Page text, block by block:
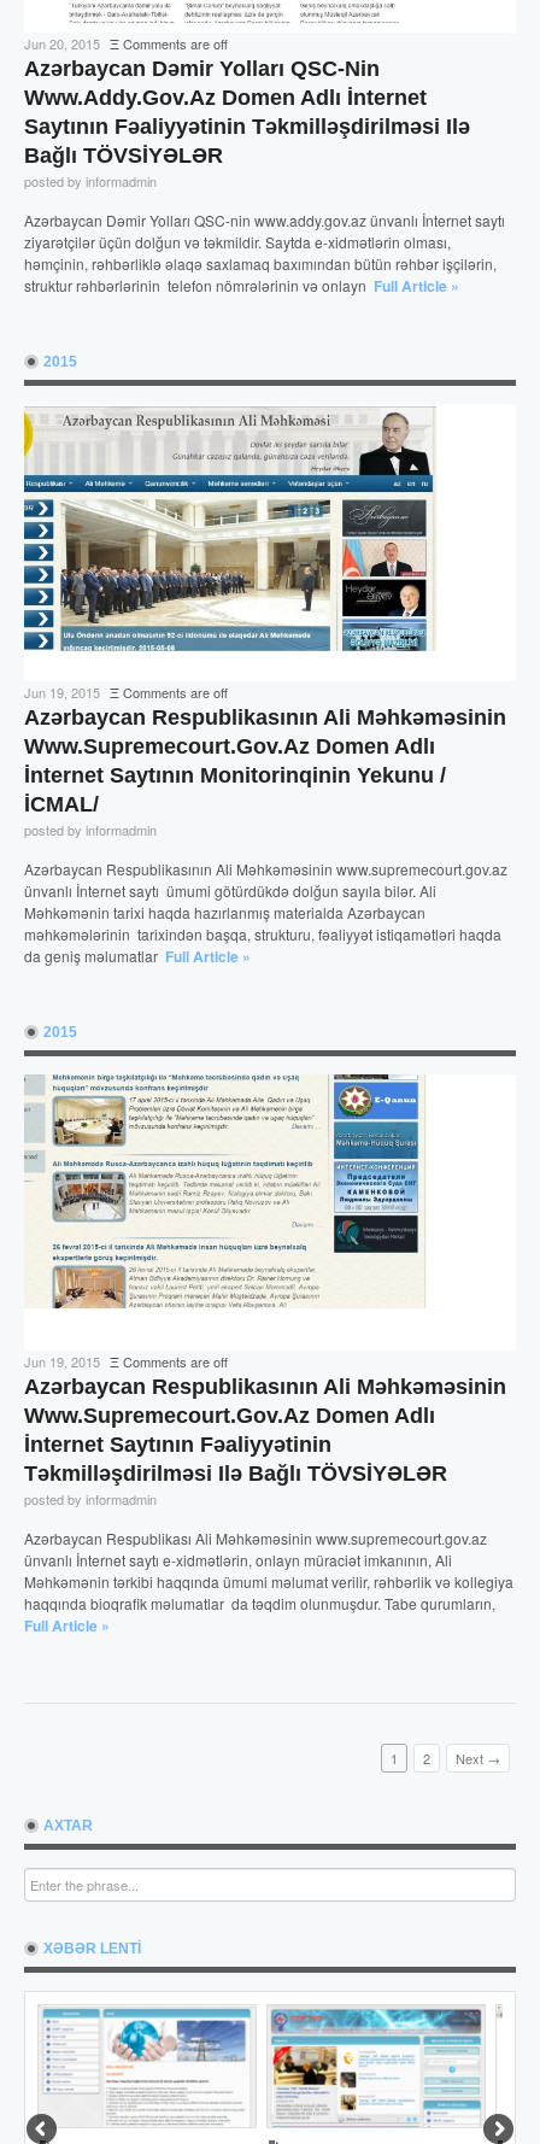
Jun 20, 2015 ΞComments are off
Azərbaycan Dəmir Yolları QSC-Nin
Www.addy.gov.az Domen Adlı İnternet
Saytının Fəaliyyətinin Təkmilləşdirilməsi Ilə
Bağlı TÖVSİYƏLƏR
posted by informadmin
Azərbaycan Dəmir Yolları QSC-nin www.addy.gov.az ünvanlı İnternet saytı
ziyarətçilər üçün dolğun və təkmildir. Saytda e-xidmətlərin olması,
həmçinin, rəhbərliklə əlaqə saxlamaq baxımından bütün rəhbər işçilərin,
struktur rəhbərlərinin telefon nömrələrinin və onlayn Full Article »
2015
Jun 19, 2015 ΞComments are off
Azərbaycan Respublikasının Ali Məhkəməsinin
Www.supremecourt.gov.az Domen Adlı
İnternet Saytının Monitorinqinin Yekunu /
İCMAL/
posted by informadmin
Azərbaycan Respublikasının Ali Məhkəməsinin www.supremecourt.gov.az
ünvanlı İnternet saytı ümumi götürdükdə dolğun sayıla bilər. Ali
Məhkəmənin tarixi haqda hazırlanmış materialda Azərbaycan
məhkəmələrinin tarixindən başqa, strukturu, fəaliyyət istiqamətləri haqda
da geniş məlumatlar Full Article »
2015
Jun 19, 2015 ΞComments are off
Azərbaycan Respublikasının Ali Məhkəməsinin
Www.supremecourt.gov.az Domen Adlı
İnternet Saytının Fəaliyyətinin
Təkmilləşdirilməsi Ilə Bağlı TÖVSİYƏLƏR
posted by informadmin
Azərbaycan Respublikası Ali Məhkəməsinin www.supremecourt.gov.az
ünvanlı İnternet saytı e-xidmətlərin, onlayn müraciət imkanının, Ali
Məhkəmənin tərkibi haqqında ümumi məlumat verilir, rəhbərlik və kollegiya
haqqında bioqrafik məlumatlar da təqdim olunmuşdur. Tabe qurumların,
Full Article »
1 2 Next →
AXTAR
XƏBƏR LENTİ